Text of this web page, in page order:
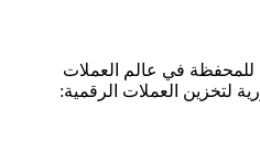
للمحفظة في عالم العملات
لتخزين العملات الرقمية: